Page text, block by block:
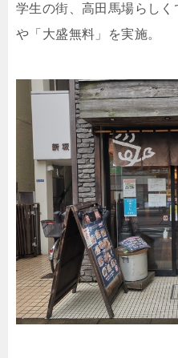
学生の街、高田馬場らしく
や「大盛無料」を実施。